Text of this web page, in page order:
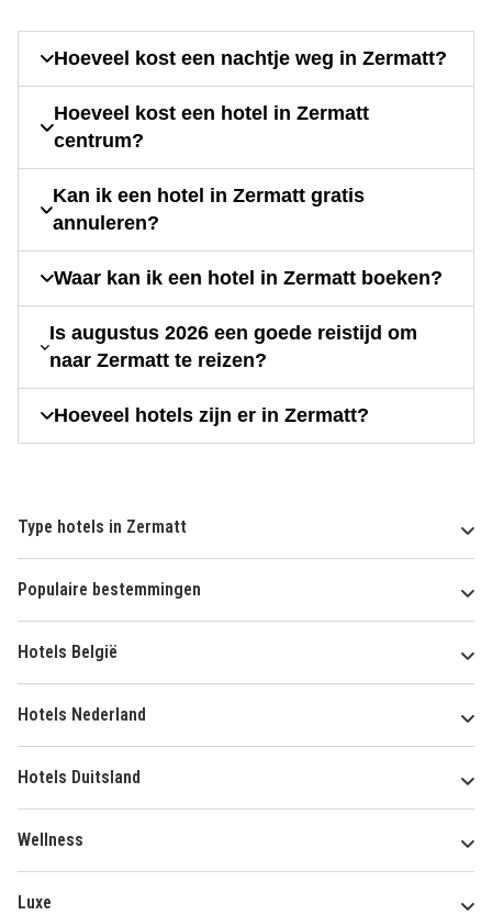
Hoeveel kost een nachtje weg in Zermatt?
Hoeveel kost een hotel in Zermatt
centrum?
Kan ik een hotel in Zermatt gratis
annuleren?
Waar kan ik een hotel in Zermatt boeken?
Is augustus 2026 een goede reistijd om
naar Zermatt te reizen?
Hoeveel hotels zijn er in Zermatt?
Type hotels in Zermatt
Populaire bestemmingen
Hotels België
Hotels Nederland
Hotels Duitsland
Wellness
Luxe